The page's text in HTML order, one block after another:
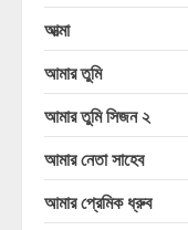
আত্মা
আমার তুমি
আমার তুমি সিজন ২
আমার নেতা সাহেব
আমার প্রেমিক ধ্রুব